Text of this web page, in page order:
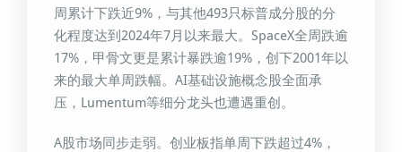
周累计下跌近9%，与其他493只标普成分股的分
化程度达到2024年7月以来最大。SpaceX全周跌逾
17%，甲骨文更是累计暴跌逾19%，创下2001年以
来的最大单周跌幅。AI基础设施概念股全面承
压，Lumentum等细分龙头也遭遇重创。
A股市场同步走弱。创业板指单周下跌超过4%，